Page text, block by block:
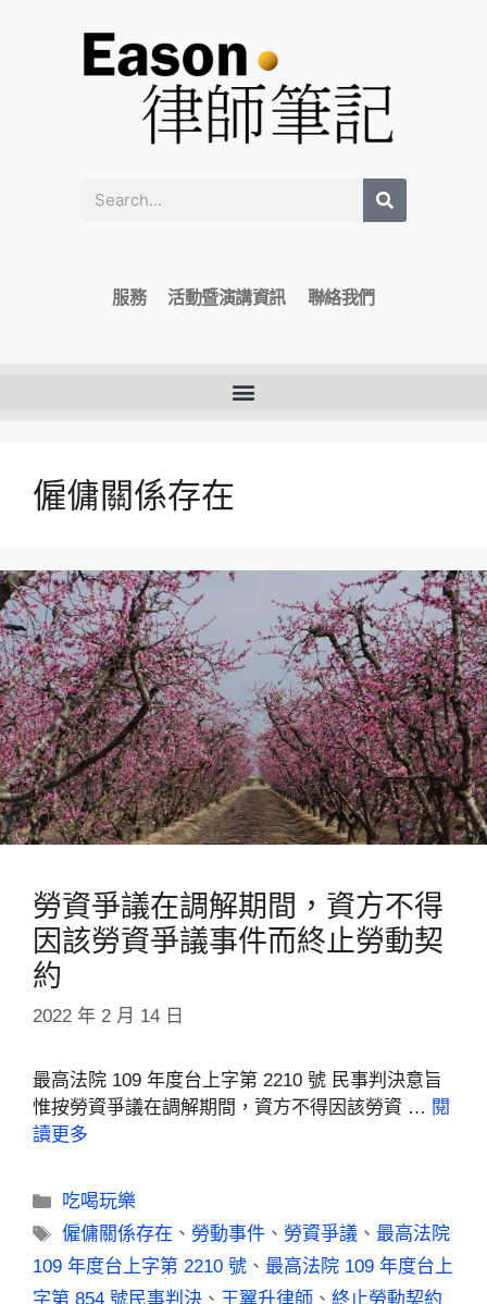
服務 活動暨演講資訊 聯絡我們
僱傭關係存在
勞資爭議在調解期間，資方不得
因該勞資爭議事件而終止勞動契
約
2022 年 2 月 14 日
最高法院 109 年度台上字第 2210 號 民事判決意旨
惟按勞資爭議在調解期間，資方不得因該勞資 … 閱
讀更多
吃喝玩樂
僱傭關係存在 、 勞動事件 、 勞資爭議 、 最高法院
109 年度台上字第 2210 號 、 最高法院 109 年度台上
字第 854 號民事判決 、 王翼升律師 、 終止勞動契約